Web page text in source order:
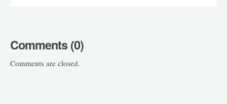
Comments (0)
Comments are closed.